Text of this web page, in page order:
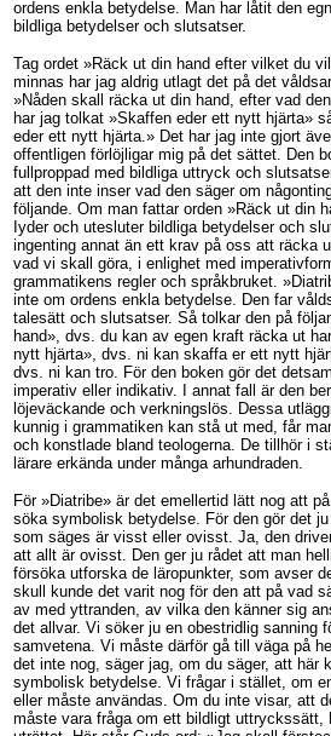
ordens enkla betydelse. Man har låtit den
bildliga betydelser och slutsatser.
Tag ordet »Räck ut din hand efter vilket du
minnas har jag aldrig utlagt det på det
»Nåden skall räcka ut din hand, efter vad
har jag tolkat »Skaffen eder ett nytt hjärta»
eder ett nytt hjärta.» Det har jag inte gjort
offentligen förlöjligar mig på det sättet. Den
fullproppad med bildliga uttryck och
att den inte inser vad den säger om
följande. Om man fattar orden »Räck ut din
Iyder och utesluter bildliga betydelser och
ingenting annat än ett krav på oss att räcka
vad vi skall göra, i enlighet med
grammatikens regler och språkbruket.
inte om ordens enkla betydelse. Den far
talesätt och slutsatser. Så tolkar den på
hand», dvs. du kan av egen kraft räcka ut
nytt hjärta», dvs. ni kan skaffa er ett nytt
dvs. ni kan tro. För den boken gör det
imperativ eller indikativ. I annat fall är den
löjeväckande och verkningslös. Dessa
kunnig i grammatiken kan stå ut med, får
och konstlade bland teologerna. De tillhör i
lärare erkända under många arhundraden.
För »Diatribe» är det emellertid lätt nog att
söka symbolisk betydelse. För den gör det
som säges är visst eller ovisst. Ja, den
att allt är ovisst. Den ger ju rådet att man
försöka utforska de läropunkter, som avser
skull kunde det varit nog för den att på vad
av med yttranden, av vilka den känner sig
det allvar. Vi söker ju en obestridlig sanning
samvetena. Vi måste därför gå till väga på
det inte nog, säger jag, om du säger, att här
symbolisk betydelse. Vi frågar i stället, om
eller måste användas. Om du inte visar, att
måste vara fråga om ett bildligt uttryckssätt,